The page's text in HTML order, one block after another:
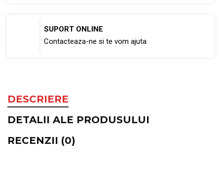
SUPORT ONLINE
Contacteaza-ne si te vom ajuta
DESCRIERE
DETALII ALE PRODUSULUI
RECENZII (0)